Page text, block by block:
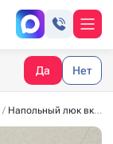
Да Нет
Напольный люк вкладной ВК 250x250